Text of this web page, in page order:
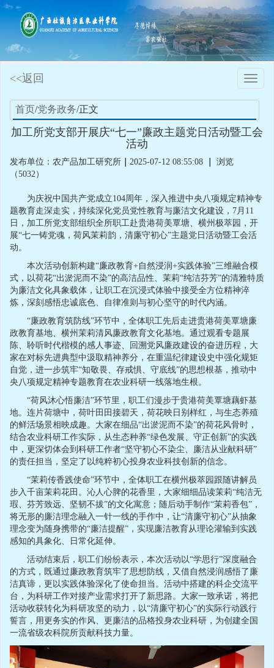
Toggle
<<返回
首页/党务政务/正文
加工所党支部开展庆“七一”廉政主题党日活动暨工会
活动
发布单位：农产品加工研究所 2025-07-12 08:55:08
浏览
（5032）
为庆祝中国共产党成立104周年，深入推进中央八项规定精神专
题教育走深走实，持续深化党员党性教育与廉洁文化建设，7月11
日，加工所党支部组织全所职工赴贵港荷美覃塘、横州极萃园，开
展“七一铸党魂，荷风茉莉韵，清廉守初心”主题党日活动暨工会活
动。
本次活动创新构建“廉政教育+自然浸润+实践体验”三维融合模
式，以荷花“出淤泥而不染”的高洁品性、茉莉“纯洁芬芳”的清雅特质
为廉洁文化具象载体，让职工在沉浸式体验中接受全方位精神淬
炼，深刻感悟忠诚底色、自律准则与初心坚守的时代内涵。
“廉政教育筑防线”环节中，全体职工先后走进贵港荷美覃塘廉
政教育基地、横州茉莉清风廉政教育文化基地。通过观看专题展
陈、聆听时代楷模的感人事迹、回溯党风廉政建设的奋进历程，大
家在对标先进典型中汲取精神养分，在重温纪律建设史中强化规矩
自觉，进一步筑牢“知敬畏、存戒惧、守底线”的思想根基，推动中
央八项规定精神专题教育在农业科研一线落地生根。
“荷风沐心悟廉洁”环节里，职工们漫步于贵港荷美覃塘藕虾基
地。连片荷塘中，荷叶田田接碧天，荷花映日别样红，与生态养殖
的鲜活场景相映成趣。大家在细品“出淤泥而不染”的荷花风骨时，
结合农业科研工作实际，从生态种养“绿色发展、守正创新”的实践
中，更深切体会到科研工作者“坚守初心不染尘、廉洁从业献科研”
的责任担当，坚定了以纯粹初心投身农业科技创新的信念。
“茉莉传香践使命”环节中，全体职工在横州极萃园跟随讲解员
步入千亩茉莉花田。沁人心脾的花香里，大家细细品读茉莉“纯洁无
瑕、芬芳致远、坚韧不拔”的文化寓意；随后动手制作“茉莉香包”，
将无形的廉洁理念融入一针一线的手作中，让“清廉守初心”从抽象
理念变为随身携带的“廉洁提醒”，实现廉洁教育从理论灌输到实践
感知的具象化、日常化延伸。
活动结束后，职工们纷纷表示，本次活动以“学思行”深度融合
的方式，既通过廉政教育筑牢了思想防线，又借自然浸润感悟了廉
洁真谛，更以实践体验深化了使命担当。活动中搭建的科企交流平
台，为科研工作对接产业需求打开了新思路。大家一致承诺，将把
活动收获转化为科研攻坚的动力，以“清廉守初心”的实际行动践行
誓言，用更务实的作风、更廉洁的品格投身农业科研，为创建全国
一流省级农科院所贡献科技力量。